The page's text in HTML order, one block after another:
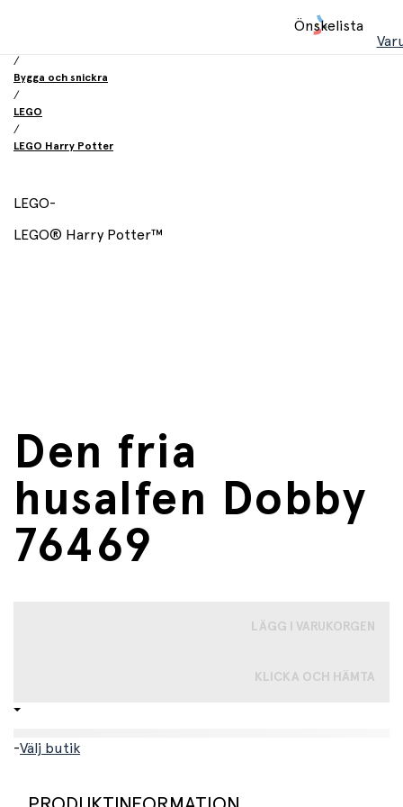
Önskelista
/
Bygga och snickra
/
LEGO
/
LEGO Harry Potter
LEGO-
LEGO® Harry Potter™
Den fria
husalfen Dobby
76469
LÄGG I VARUKORGEN
KLICKA OCH HÄMTA
-Välj butik